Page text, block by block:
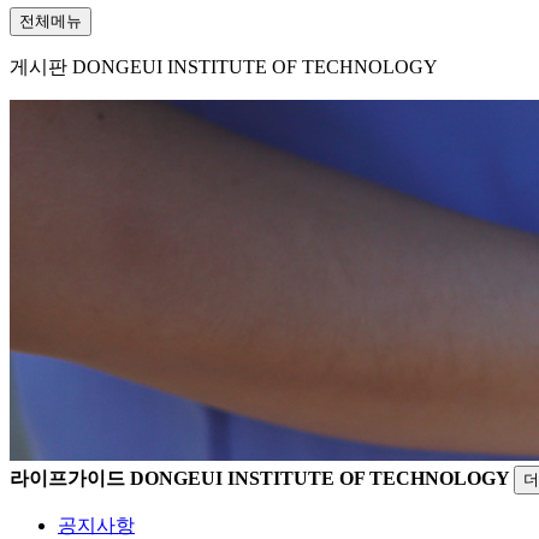
전체메뉴
게시판 DONGEUI INSTITUTE OF TECHNOLOGY
라이프가이드 DONGEUI INSTITUTE OF TECHNOLOGY
공지사항